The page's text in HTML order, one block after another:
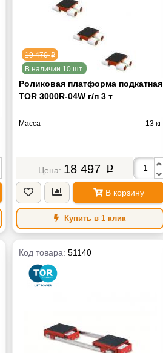
19 470p
В наличии 10 шт.
Роликовая платформа подкатная
TOR 3000R-04W г/п 3 т
Масса 13 кг
18 497 p
В корзину
Купить в 1 клик
Код товара:51140